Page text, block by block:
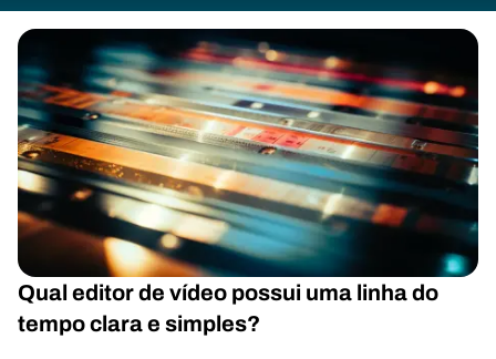
Qual editor de vídeo possui uma linha do
tempo clara e simples?